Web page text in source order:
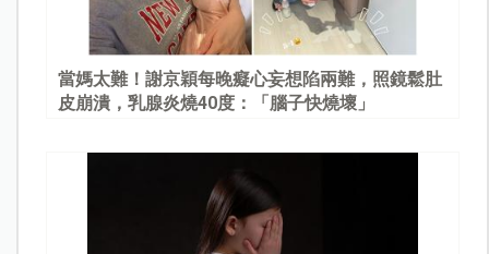
當媽太難！謝京穎每晚癡心妄想陷兩難，照鏡鬆肚
皮崩潰，乳腺炎燒40度：「腦子快燒壞」